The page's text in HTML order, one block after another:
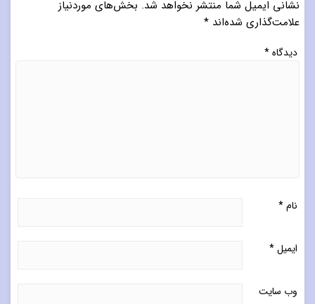
نشانی ایمیل شما منتشر نخواهد شد. بخش‌های موردنیاز
علامت‌گذاری شده‌اند *
دیدگاه*
نام*
ایمیل*
وب‌ سایت